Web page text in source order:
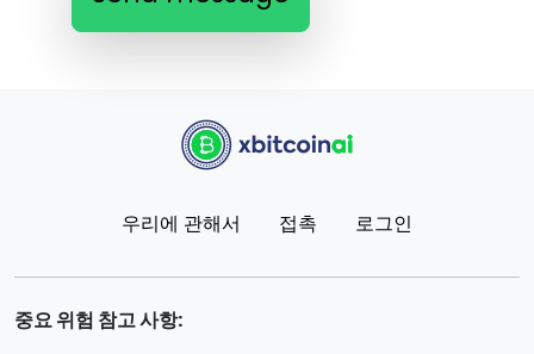
우리에 관해서 접촉 로그인
중요 위험 참고 사항: